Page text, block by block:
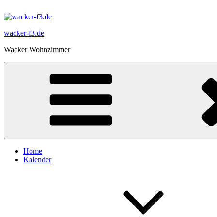
Inhalt
wacker-f3.de
Wacker Wohnzimmer
Home
Kalender